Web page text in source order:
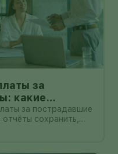
за
какие
чем поможет
за пострадавшие
сохранить,